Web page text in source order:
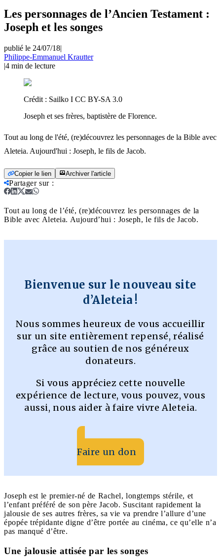
Les personnages de l’Ancien Testament :
Joseph et les songes
publié le 24/07/18|
Philippe-Emmanuel Krautter
|4 min de lecture
Crédit : Sailko I CC BY-SA 3.0
Joseph et ses frères, baptistère de Florence.
Tout au long de l'été, (re)découvrez les personnages de la Bible avec
Aleteia. Aujourd'hui : Joseph, le fils de Jacob.
Copier le lien Archiver l'article
Partager sur:
Tout au long de l’été, (re)découvrez les personnages de la
Bible avec Aleteia. Aujourd’hui : Joseph, le fils de Jacob.
Bienvenue sur le nouveau site
d’Aleteia !
Nous sommes heureux de vous accueillir
sur un site entièrement repensé, réalisé
grâce au soutien de nos généreux
donateurs.
Si vous appréciez cette nouvelle
expérience de lecture, vous pouvez, vous
aussi, nous aider à faire vivre Aleteia.
Faire un don
Joseph est le premier-né de Rachel, longtemps stérile, et
l’enfant préféré de son père Jacob. Suscitant rapidement la
jalousie de ses autres frères, sa vie va prendre l’allure d’une
épopée trépidante digne d’être portée au cinéma, ce qu’elle n’a
pas manqué d’être.
Une jalousie attisée par les songes